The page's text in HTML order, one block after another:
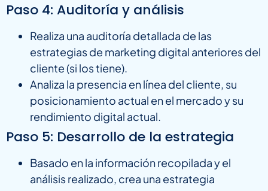
Paso 4: Auditoría y análisis
Realiza una auditoría detallada de las
estrategias de marketing digital anteriores del
cliente (si los tiene).
Analiza la presencia en línea del cliente, su
posicionamiento actual en el mercado y su
rendimiento digital actual.
Paso 5: Desarrollo de la estrategia
Basado en la información recopilada y el
análisis realizado, crea una estrategia